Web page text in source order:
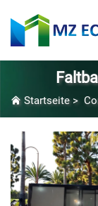
Startseite>